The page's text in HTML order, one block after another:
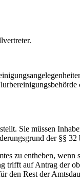
Sie müssen
der §§ 32
zu entheben, wenn
trifft auf Antrag der
den Rest der